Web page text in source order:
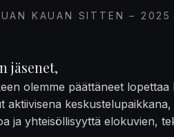
KAUAN SITTEN – 2025
jäsenet,
olemme päättäneet
ja yhteisöllisyyttä elokuvien,